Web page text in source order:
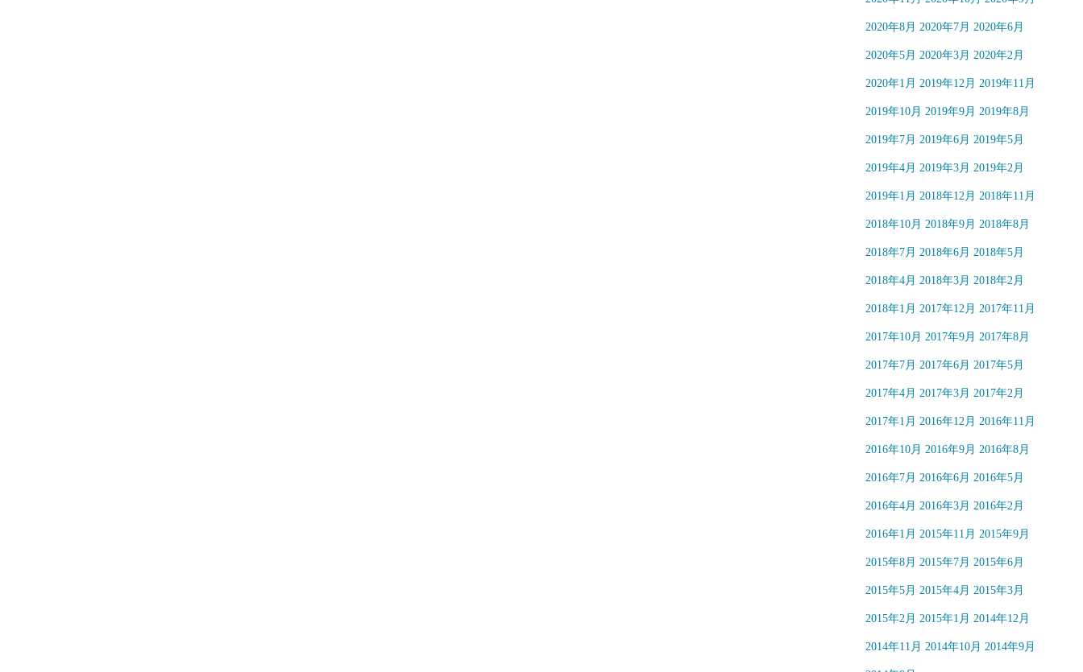
2020年8月 2020年7月 2020年6月
2020年5月 2020年3月 2020年2月
2020年1月 2019年12月 2019年11月
2019年10月 2019年9月 2019年8月
2019年7月 2019年6月 2019年5月
2019年4月 2019年3月 2019年2月
2019年1月 2018年12月 2018年11月
2018年10月 2018年9月 2018年8月
2018年7月 2018年6月 2018年5月
2018年4月 2018年3月 2018年2月
2018年1月 2017年12月 2017年11月
2017年10月 2017年9月 2017年8月
2017年7月 2017年6月 2017年5月
2017年4月 2017年3月 2017年2月
2017年1月 2016年12月 2016年11月
2016年10月 2016年9月 2016年8月
2016年7月 2016年6月 2016年5月
2016年4月 2016年3月 2016年2月
2016年1月 2015年11月 2015年9月
2015年8月 2015年7月 2015年6月
2015年5月 2015年4月 2015年3月
2015年2月 2015年1月 2014年12月
2014年11月 2014年10月 2014年9月